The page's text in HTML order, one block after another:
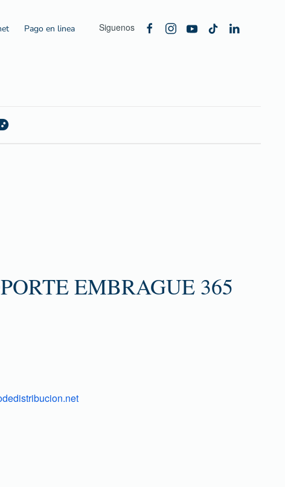
Pago en linea Siguenos
EMBRAGUE 365